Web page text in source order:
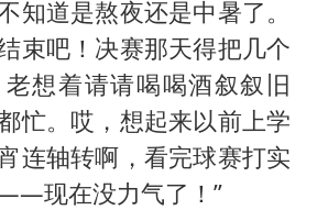
知道是熬夜还是中暑了。
束吧！决赛那天得把几个
想着请请喝喝酒叙叙旧
忙。哎，想起来以前上学
连轴转啊，看完球赛打实
现在没力气了！”